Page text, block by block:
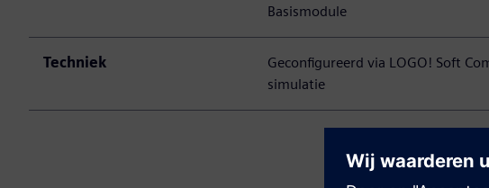
Basismodule
Techniek
Geconfigureerd via LOGO! Soft
simulatie